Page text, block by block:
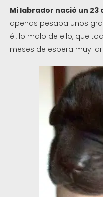
Mi labrador nació un 23
apenas pesaba unos
él, lo malo de ello, que
meses de espera muy